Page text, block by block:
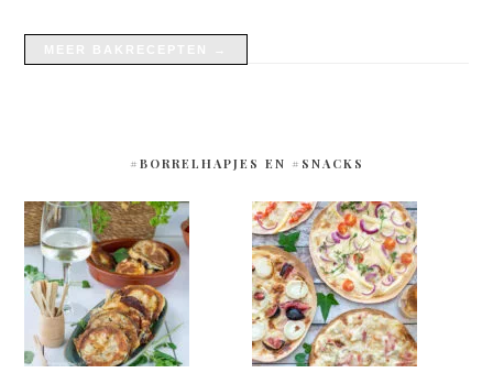
#BORRELHAPJES EN #SNACKS